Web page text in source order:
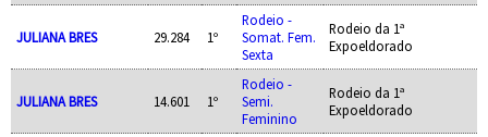
JULIANA BRES 29.284 1º
Rodeio -
Somat. Fem.
Sexta
Rodeio da 1ª
Expoeldorado
JULIANA BRES 14.601 1º
Rodeio -
Semi.
Feminino
Rodeio da 1ª
Expoeldorado